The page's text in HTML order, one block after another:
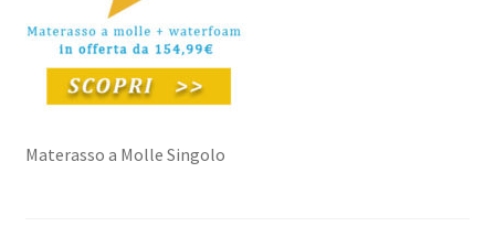
Materasso a Molle Singolo